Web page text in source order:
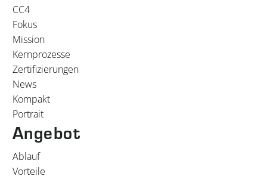
CC4
Fokus
Mission
Kernprozesse
Zertifizierungen
News
Kompakt
Portrait
Angebot
Ablauf
Vorteile